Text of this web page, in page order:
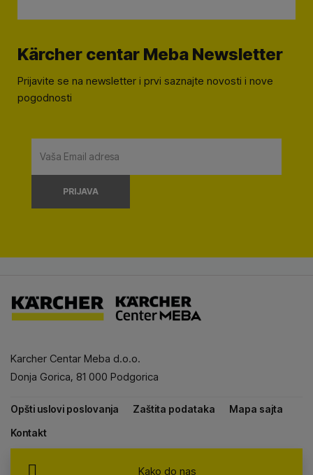
Kärcher centar Meba Newsletter
Prijavite se na newsletter i prvi saznajte novosti i nove
pogodnosti
PRIJAVA
Karcher Centar Meba d.o.o.
Donja Gorica, 81 000 Podgorica
Opšti uslovi poslovanja Zaštita podataka
Mapa sajta
Kontakt
Kako do nas